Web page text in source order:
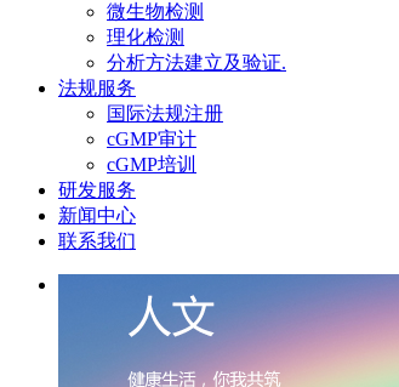
微生物检测
理化检测
分析方法建立及验证.
法规服务
国际法规注册
cGMP审计
cGMP培训
研发服务
新闻中心
联系我们